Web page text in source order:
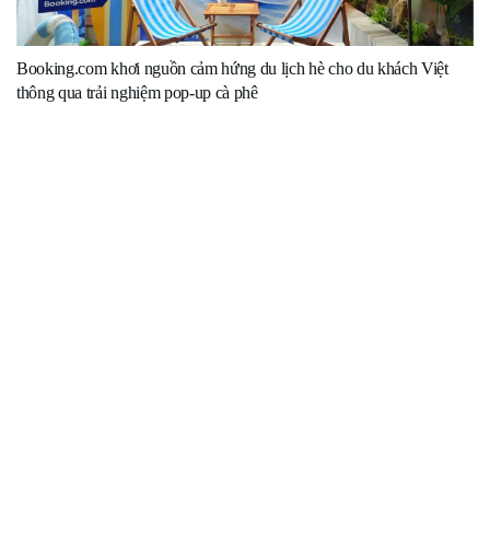
Booking.com khơi nguồn cảm hứng du lịch hè cho du khách Việt
thông qua trải nghiệm pop-up cà phê